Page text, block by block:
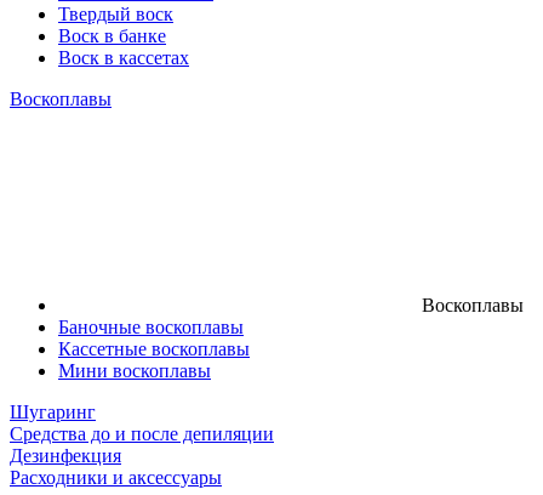
Твердый воск
Воск в банке
Воск в кассетах
Воскоплавы
Воскоплавы
Баночные воскоплавы
Кассетные воскоплавы
Мини воскоплавы
Шугаринг
Средства до и после депиляции
Дезинфекция
Расходники и аксессуары